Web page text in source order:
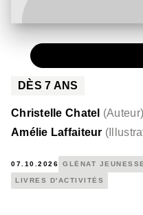
DÈS7 ANS
Christelle Chatel (Auteur)
Amélie Laffaiteur (
07.10.2026 GLÉNAT JEUNESSE
LIVRES D'ACTIVITÉS